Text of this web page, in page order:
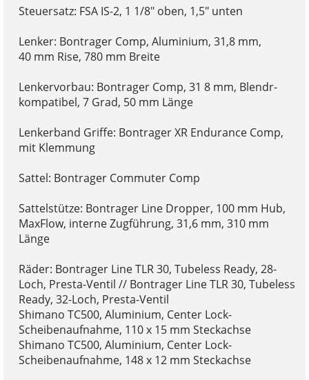
Steuersatz: FSA IS-2, 1 1/8" oben, 1,5" unten
Lenker: Bontrager Comp, Aluminium, 31,8 mm,
40 mm Rise, 780 mm Breite
Lenkervorbau: Bontrager Comp, 31 8 mm, Blendr-
kompatibel, 7 Grad, 50 mm Länge
Lenkerband Griffe: Bontrager XR Endurance Comp,
mit Klemmung
Sattel: Bontrager Commuter Comp
Sattelstütze: Bontrager Line Dropper, 100 mm Hub,
MaxFlow, interne Zugführung, 31,6 mm, 310 mm
Länge
Räder: Bontrager Line TLR 30, Tubeless Ready, 28-
Loch, Presta-Ventil // Bontrager Line TLR 30, Tubeless
Ready, 32-Loch, Presta-Ventil
Shimano TC500, Aluminium, Center Lock-
Scheibenaufnahme, 110 x 15 mm Steckachse
Shimano TC500, Aluminium, Center Lock-
Scheibenaufnahme, 148 x 12 mm Steckachse